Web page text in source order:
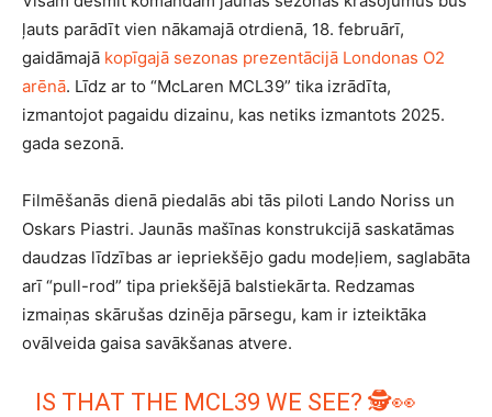
ļauts parādīt vien nākamajā otrdienā, 18. februārī,
gaidāmajā kopīgajā sezonas prezentācijā Londonas O2
arēnā. Līdz ar to “McLaren MCL39” tika izrādīta,
izmantojot pagaidu dizainu, kas netiks izmantots 2025.
gada sezonā.
Filmēšanās dienā piedalās abi tās piloti Lando Noriss un
Oskars Piastri. Jaunās mašīnas konstrukcijā saskatāmas
daudzas līdzības ar iepriekšējo gadu modeļiem, saglabāta
arī “pull-rod” tipa priekšējā balstiekārta. Redzamas
izmaiņas skārušas dzinēja pārsegu, kam ir izteiktāka
ovālveida gaisa savākšanas atvere.
IS THAT THE MCL39 WE SEE? 🕵️👀